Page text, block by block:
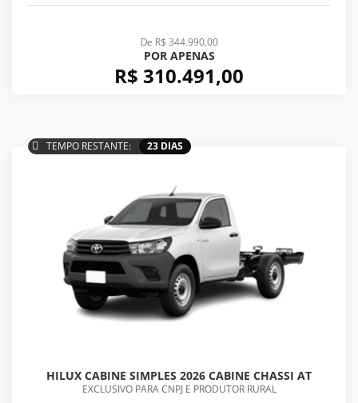
De R$ 344.990,00
POR APENAS
R$ 310.491,00
TEMPO RESTANTE: 23 DIAS
HILUX CABINE SIMPLES 2026 CABINE CHASSI AT
EXCLUSIVO PARA CNPJ E PRODUTOR RURAL